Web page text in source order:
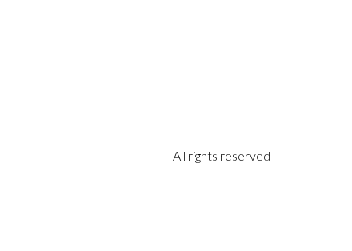
All rights reserved